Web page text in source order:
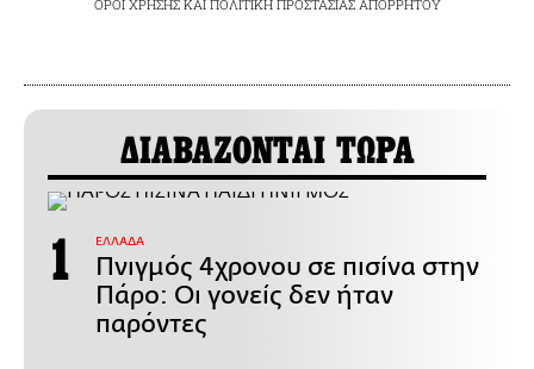
ΟΡΟΙ ΧΡΗΣΗΣΚΑΙ ΠΟΛΙΤΙΚΗ ΠΡΟΣΤΑΣΙΑΣ ΑΠΟΡΡΗΤΟΥ
ΔΙΑΒΑΖΟΝΤΑΙ ΤΩΡΑ
ΕΛΛΑΔΑ
Πνιγμός 4χρονου σε πισίνα στην
Πάρο: Οι γονείς δεν ήταν
παρόντες